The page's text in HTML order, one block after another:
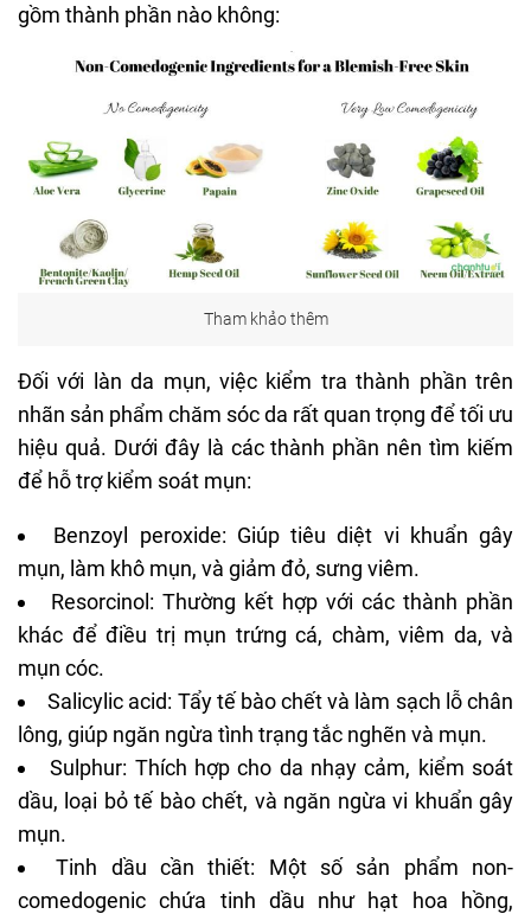
gồm thành phần nào không:
Tham khảo thêm
Đối với làn da mụn, việc kiểm tra thành phần trên
nhãn sản phẩm chăm sóc da rất quan trọng để tối ưu
hiệu quả. Dưới đây là các thành phần nên tìm kiếm
để hỗ trợ kiểm soát mụn:
Benzoyl peroxide: Giúp tiêu diệt vi khuẩn gây
mụn, làm khô mụn, và giảm đỏ, sưng viêm.
Resorcinol: Thường kết hợp với các thành phần
khác để điều trị mụn trứng cá, chàm, viêm da, và
mụn cóc.
Salicylic acid: Tẩy tế bào chết và làm sạch lỗ chân
lông, giúp ngăn ngừa tình trạng tắc nghẽn và mụn.
Sulphur: Thích hợp cho da nhạy cảm, kiểm soát
dầu, loại bỏ tế bào chết, và ngăn ngừa vi khuẩn gây
mụn.
Tinh dầu cần thiết: Một số sản phẩm non-
comedogenic chứa tinh dầu như hạt hoa hồng,